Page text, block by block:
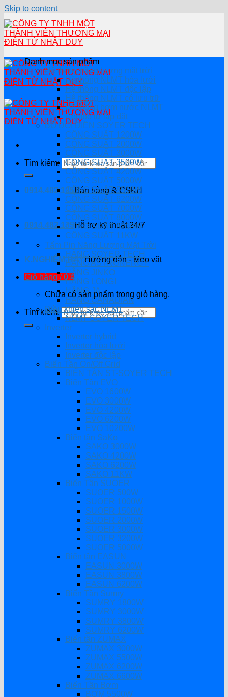
Skip to content
Tìm kiếm:
0914.482.135Bán hàng & CSKH
0914.482.135Hỗ trợ kỹ thuật 24/7
K.NGHIỆM HAYHướng dẫn - Mẹo vặt
Giỏ hàng /0₫
Chưa có sản phẩm trong giỏ hàng.
Tìm kiếm:
Danh mục sản phẩm
Hệ thống năng lượng mặt trời
Hệ thống NLMT hòa lưới
Hệ thông NLMT độc lập
Hệ thống NLMT có lưu trữ
Hệ thống bơm nước NLMT
Combo tự lắp đặt
BỘ ĐỔI ĐIỆN SOYER TECH
CÔNG SUẤT 1200W
CÔNG SUẤT 2000W
CÔNG SUẤT 3000W
CÔNG SUẤT 3500W
CÔNG SUẤT 4200W
CÔNG SUẤT 5000W
CÔNG SUẤT 5500W
CÔNG SUẤT 6200W
CÔNG SUẤT 7000W
CÔNG SUẤT 8000W
CÔNG SUẤT 8200W
CÔNG SUẤT 11KW
Tấm Pin Năng Lượng Mặt Trời
HÃNG SOYER TECH
HÃNG ASTRONERGY
HÃNG JINKO
HÃNG LONGI
HÃNG JA
HÃNG CANADIAN
Điều khiển sạc NLMT
NLMT SOYER TECH
Inverter
Inverter hybrid
Inverter hòa lưới
Inverter độc lập
Biến Tần On/Off Grid
BIẾN TẦN ST-SOYER TECH
Biến Tần EVO
EVO 1600W
EVO 3000W
EVO 4200W
EVO 6200W
EVO 10200W
Biến tần SaKo
SAKO 3000W
SAKO 4200W
SAKO 6200W
SAKO 11KW
Biến Tần SUOER
SUOER 500W
SUOER 1000W
SUOER 1500W
SUOER 2000W
SUOER 3000W
SUOER 3200W
SUOER 5000W
Biến tần EASUN
EASUN 3000W
EASUN 3800W
EASUN 6200W
Biến Tần Sumry
SUMRY 1800W
SUMRY 3000W
SUMRY 3800W
SUMRY 6200W
Biến tần ZUMAX
ZUMAX 3000W
ZUMAX 5500W
ZUMAX 6200W
ZUMAX 6600W
Biến Tần Bơm
BƠM 5500W